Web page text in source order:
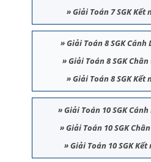
»Giải Toán 7 SGK Kết
»Giải Toán 8 SGK Cánh
»Giải Toán 8 SGK
»Giải Toán 8 SGK Kết
»Giải Toán 10 SGK
»Giải Toán 10 SGK
»Giải Toán 10 SGK